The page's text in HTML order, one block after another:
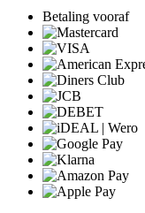
Betaling vooraf